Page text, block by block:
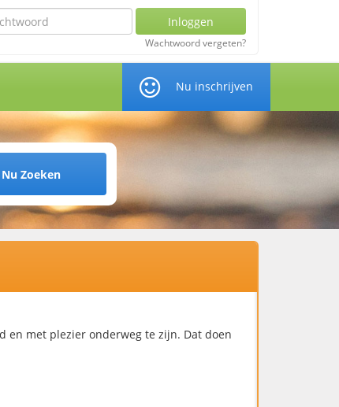
Inloggen
Wachtwoord vergeten?
Nu inschrijven
Nu Zoeken
en met plezier onderweg te zijn. Dat doen